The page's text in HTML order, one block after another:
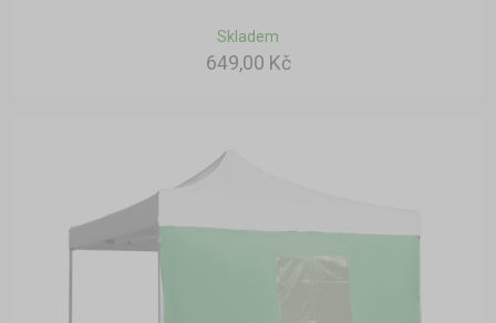
Skladem
649,00 Kč